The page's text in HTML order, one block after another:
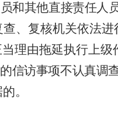
和其他直接责任人
查、复核机关依法
当理由拖延执行上
信访事项不认真调
。